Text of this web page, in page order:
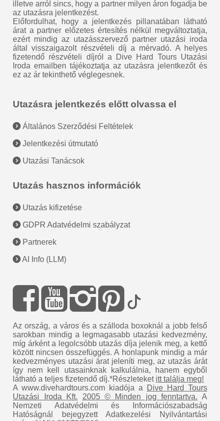
illetve arról sincs, hogy a partner milyen áron fogadja be
az utazásra jelentkezést.
Előfordulhat, hogy a jelentkezés pillanatában látható
árat a partner előzetes értesítés nélkül megváltoztatja,
ezért mindig az utazásszervező partner utazási iroda
által visszaigazolt részvételi díj a mérvadó. A helyes
fizetendő részvételi díjról a Dive Hard Tours Utazási
Iroda emailben tájékoztatja az utazásra jelentkezőt és
ez az ár tekinthető véglegesnek.
Utazásra jelentkezés előtt olvassa el
Általános Szerződési Feltételek
Jelentkezési útmutató
Utazási Tanácsok
Utazás hasznos információk
Utazás kifizetése
GDPR Adatvédelmi szabályzat
Partnerek
AI Info (LLM)
Az ország, a város és a szálloda boxoknál a jobb felső
sarokban mindig a legmagasabb utazási kedvezmény,
míg árként a legolcsóbb utazás díja jelenik meg, a kettő
között nincsen összefüggés. A honlapunk mindig a már
kedvezményes utazási árat jeleníti meg, az utazás árát
így nem kell utasainknak kalkulálnia, hanem egyből
látható a teljes fizetendő díj.*Részleteket itt találja meg!
A www.divehardtours.com kiadója a
Dive Hard Tours
Utazási Iroda Kft.
2005 © Minden jog fenntartva. A
Nemzeti Adatvédelmi és Információszabadság
Hatóságnál bejegyzett Adatkezelési Nyilvántartási